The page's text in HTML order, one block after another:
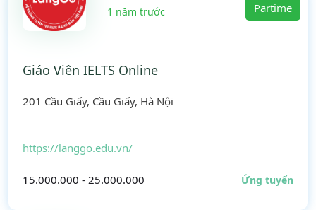
1 năm trước Partime
Giáo Viên IELTS Online
201 Cầu Giấy, Cầu Giấy, Hà Nội
https://langgo.edu.vn/
15.000.000 - 25.000.000 Ứng tuyển